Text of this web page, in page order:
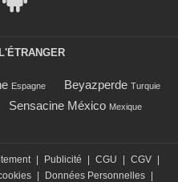
Espagne Beyazperde Turquie
Sensacine México Mexique
Publicité CGU CGV
Données Personnelles